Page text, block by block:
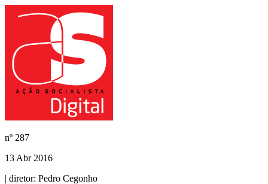
nº 287
13 Abr 2016
| diretor: Pedro Cegonho